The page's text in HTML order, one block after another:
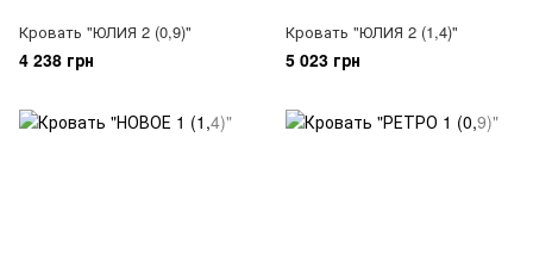
Кровать "ЮЛИЯ 2 (0,9)"
4 238 грн
Кровать "ЮЛИЯ 2 (1,4)"
5 023 грн